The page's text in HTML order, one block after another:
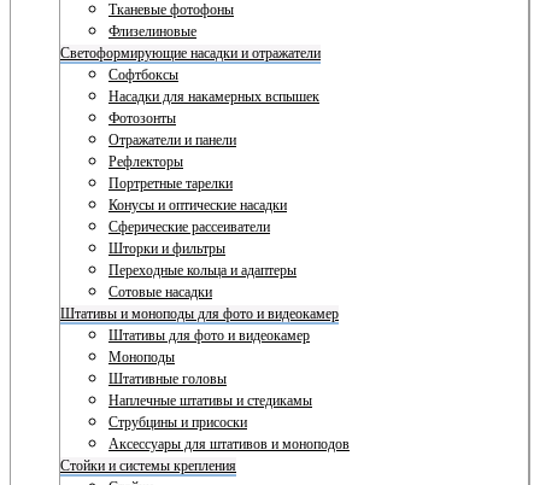
Тканевые фотофоны
Флизелиновые
Светоформирующие насадки и отражатели
Софтбоксы
Насадки для накамерных вспышек
Фотозонты
Отражатели и панели
Рефлекторы
Портретные тарелки
Конусы и оптические насадки
Сферические рассеиватели
Шторки и фильтры
Переходные кольца и адаптеры
Сотовые насадки
Штативы и моноподы для фото и видеокамер
Штативы для фото и видеокамер
Моноподы
Штативные головы
Наплечные штативы и стедикамы
Струбцины и присоски
Аксессуары для штативов и моноподов
Стойки и системы крепления